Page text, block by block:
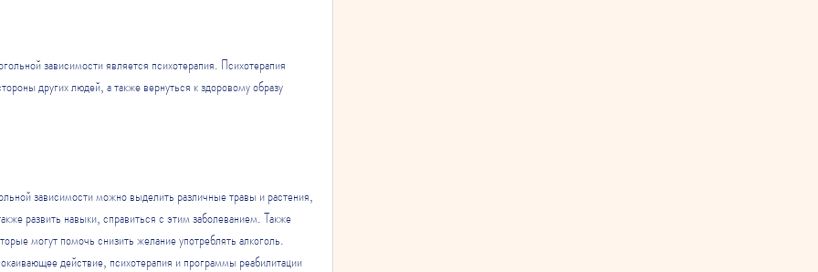
зависимости является психотерапия. Психотерапия
других людей, а также вернуться к здоровому образу
зависимости можно выделить различные травы и растения,
развить навыки, справиться с этим заболеванием. Также
могут помочь снизить желание употреблять алкоголь.
действие, психотерапия и программы реабилитации